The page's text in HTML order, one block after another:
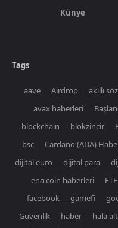
Künye
Tags
aave Airdrop akıllı
avax haberleri
blockchain
blokzincir
bsc
Cardano (ADA)
dijital euro
dijital para
ena coin haberleri
facebook
gamefi
Güvenlik
haber hala